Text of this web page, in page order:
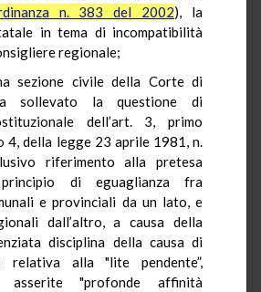
n. 383 del 2002), la
in tema di incompatibilità
regionale;
sezione civile della Corte di
sollevato la questione di
dell’art. 3, primo
4, della legge 23 aprile 1981, n.
riferimento alla pretesa
di eguaglianza fra
e provinciali da un lato, e
dall’altro, a causa della
disciplina della causa di
relativa alla "lite pendente”,
asserite "profonde affinità